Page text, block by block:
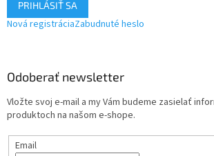
PRIHLÁSIŤ SA
Nová registráciaZabudnuté heslo
Odoberať newsletter
Vložte svoj e-mail a my Vám budeme zasielať
produktoch na našom e-shope.
Email